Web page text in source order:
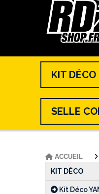
KIT DÉCO
SELLE
KIT DÉCO
Kit Déco
ACCUEIL